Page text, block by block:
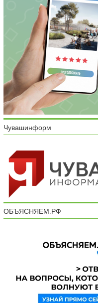
Чувашинформ
ОБЪЯСНЯЕМ.РФ